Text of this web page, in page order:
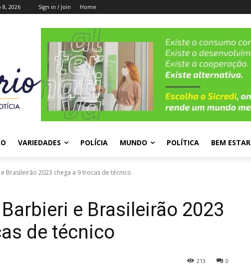
8, 2026 Sign in / Join Home
VARIEDADES POLÍCIA MUNDO POLÍTICA BEM ESTAR
Brasileirão 2023 chega a 9 trocas de técnico
e Brasileirão 2023
de técnico
0
213